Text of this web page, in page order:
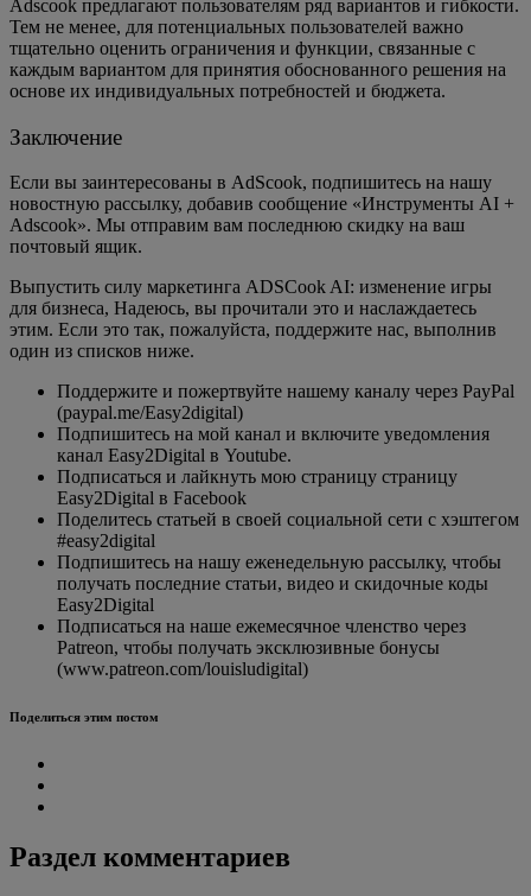
Adscook предлагают пользователям ряд вариантов и гибкости.
Тем не менее, для потенциальных пользователей важно
тщательно оценить ограничения и функции, связанные с
каждым вариантом для принятия обоснованного решения на
основе их индивидуальных потребностей и бюджета.
Заключение
Если вы заинтересованы в AdScook, подпишитесь на нашу
новостную рассылку, добавив сообщение «Инструменты AI +
Adscook». Мы отправим вам последнюю скидку на ваш
почтовый ящик.
Выпустить силу маркетинга ADSCook AI: изменение игры
для бизнеса, Надеюсь, вы прочитали это и наслаждаетесь
этим. Если это так, пожалуйста, поддержите нас, выполнив
один из списков ниже.
Поддержите и пожертвуйте нашему каналу через PayPal
(paypal.me/Easy2digital)
Подпишитесь на мой канал и включите уведомления
канал Easy2Digital в Youtube.
Подписаться и лайкнуть мою страницу страницу
Easy2Digital в Facebook
Поделитесь статьей в своей социальной сети с хэштегом
#easy2digital
Подпишитесь на нашу еженедельную рассылку, чтобы
получать последние статьи, видео и скидочные коды
Easy2Digital
Подписаться на наше ежемесячное членство через
Patreon, чтобы получать эксклюзивные бонусы
(www.patreon.com/louisludigital)
Поделиться этим постом
Раздел комментариев